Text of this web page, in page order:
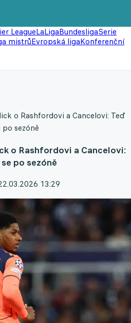
LeagueLaLigaBundesligaSerie
mistrůEvropská ligaKonferenční
o Rashfordovi a Cancelovi: Teď
sezóně
o Rashfordovi a Cancelovi:
po sezóně
13:29